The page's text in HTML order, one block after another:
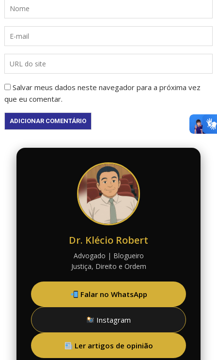
Salvar meus dados neste navegador para a próxima vez
que eu comentar.
Dr. Klécio Robert
Advogado | Blogueiro
Justiça, Direito e Ordem
Falar no WhatsApp
Instagram
Ler artigos de opinião